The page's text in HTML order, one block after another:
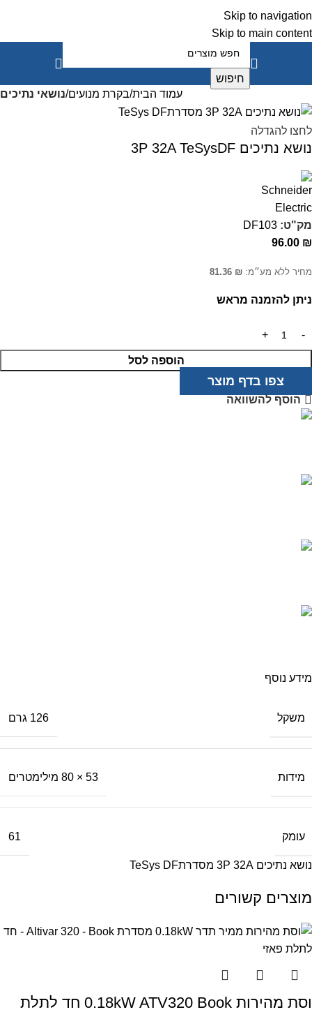
Skip to navigation
Skip to main content
חיפוש
עמוד הבית בקרת מנועים נושאי נתיכים
לחצו להגדלה
נושא נתיכים 3P 32A TeSysDF
מק"ט: DF103
96.00 ₪
מחיר ללא מע״מ: 81.36 ₪
ניתן להזמנה מראש
הוספה לסל
צפו בדף מוצר
הוסף להשוואה
מידע נוסף
משקל 126 גרם
מידות 53 × 80 מילימטרים
עומק 61
נושא נתיכים 3P 32A מסדרתTeSys DF
מוצרים קשורים
וסת מהירות 0.18kW ATV320 Book חד לתלת